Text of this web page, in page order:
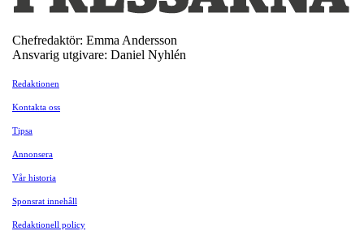
Chefredaktör: Emma Andersson
Ansvarig utgivare: Daniel Nyhlén
Redaktionen
Kontakta oss
Tipsa
Annonsera
Vår historia
Sponsrat innehåll
Redaktionell policy